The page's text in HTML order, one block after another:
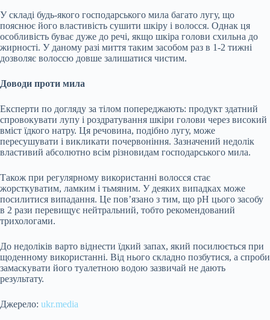
У складі будь-якого господарського мила багато лугу, що
пояснює його властивість сушити шкіру і волосся. Однак ця
особливість буває дуже до речі, якщо шкіра голови схильна до
жирності. У даному разі миття таким засобом раз в 1-2 тижні
дозволяє волоссю довше залишатися чистим.
Доводи проти мила
Експерти по догляду за тілом попереджають: продукт здатний
спровокувати лупу і роздратування шкіри голови через високий
вміст їдкого натру. Ця речовина, подібно лугу, може
пересушувати і викликати почервоніння. Зазначений недолік
властивий абсолютно всім різновидам господарського мила.
Також при регулярному використанні волосся стає
жорсткуватим, ламким і тьмяним. У деяких випадках може
посилитися випадання. Це пов’язано з тим, що pH цього засобу
в 2 рази перевищує нейтральний, тобто рекомендований
трихологами.
До недоліків варто віднести їдкий запах, який посилюється при
щоденному використанні. Від нього складно позбутися, а спроби
замаскувати його туалетною водою зазвичай не дають
результату.
Джерело: ukr.media